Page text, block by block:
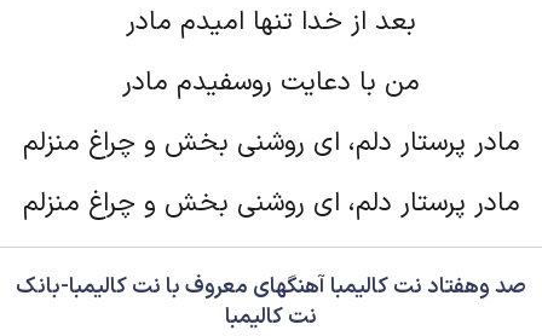
بعد از خدا تنها امیدم مادر
من با دعایت روسفیدم مادر
مادر پرستار دلم، ای روشنی بخش و چراغ منزلم
مادر پرستار دلم، ای روشنی بخش و چراغ منزلم
صد وهفتاد نت کالیمبا آهنگهای معروف با نت کالیمبا-بانک
نت کالیمبا